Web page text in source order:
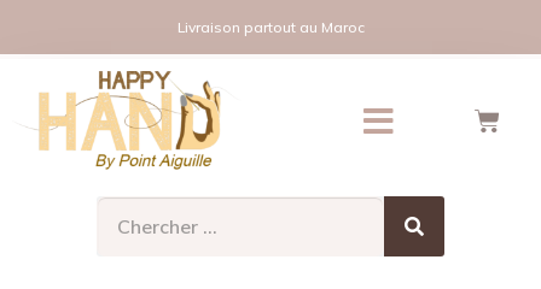
Livraison partout au Maroc